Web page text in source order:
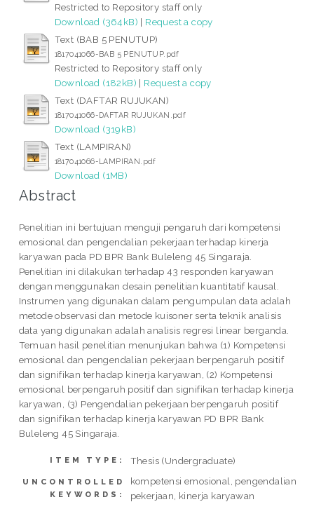
Restricted to Repository staff only
Download (364kB) | Request a copy
Text (BAB 5 PENUTUP)
1817041066-BAB 5 PENUTUP.pdf
Restricted to Repository staff only
Download (182kB) | Request a copy
Text (DAFTAR RUJUKAN)
1817041066-DAFTAR RUJUKAN.pdf
Download (319kB)
Text (LAMPIRAN)
1817041066-LAMPIRAN.pdf
Download (1MB)
Abstract
Penelitian ini bertujuan menguji pengaruh dari kompetensi
emosional dan pengendalian pekerjaan terhadap kinerja
karyawan pada PD BPR Bank Buleleng 45 Singaraja.
Penelitian ini dilakukan terhadap 43 responden karyawan
dengan menggunakan desain penelitian kuantitatif kausal.
Instrumen yang digunakan dalam pengumpulan data adalah
metode observasi dan metode kuisoner serta teknik analisis
data yang digunakan adalah analisis regresi linear berganda.
Temuan hasil penelitian menunjukan bahwa (1) Kompetensi
emosional dan pengendalian pekerjaan berpengaruh positif
dan signifikan terhadap kinerja karyawan, (2) Kompetensi
emosional berpengaruh positif dan signifikan terhadap kinerja
karyawan, (3) Pengendalian pekerjaan berpengaruh positif
dan signifikan terhadap kinerja karyawan PD BPR Bank
Buleleng 45 Singaraja.
ITEM TYPE: Thesis (Undergraduate)
UNCONTROLLED
KEYWORDS:
kompetensi emosional, pengendalian
pekerjaan, kinerja karyawan